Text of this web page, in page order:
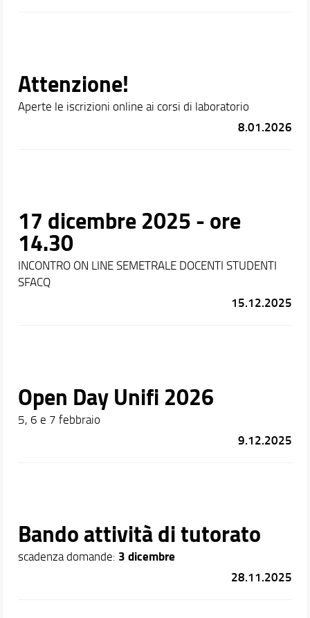
Attenzione!
Aperte le iscrizioni online ai corsi di laboratorio
8.01.2026
17 dicembre 2025 - ore
14.30
INCONTRO ON LINE SEMETRALE DOCENTI STUDENTI
SFACQ
15.12.2025
Open Day Unifi 2026
5, 6 e 7 febbraio
9.12.2025
Bando attività di tutorato
scadenza domande: 3 dicembre
28.11.2025